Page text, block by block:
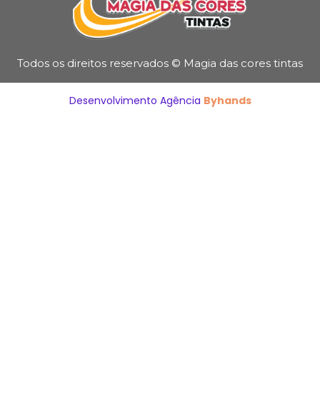
Todos os direitos reservados © Magia das cores tintas
Desenvolvimento Agência Byhands